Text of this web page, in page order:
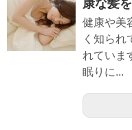
康な髪
健康や美
く知られ
れていま
眠りに...